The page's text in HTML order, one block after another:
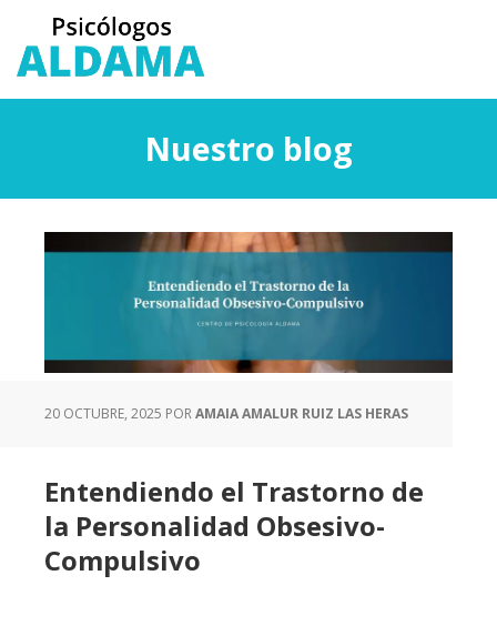
contenido
principal
barra
Nuestro blog
20 OCTUBRE, 2025 PORAMAIA AMALUR RUIZ LAS HERAS
Entendiendo el Trastorno de
la Personalidad Obsesivo-
Compulsivo